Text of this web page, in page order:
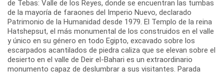
de Tebas: Valle de los Reyes, donde se encuentran las tumbas
de la mayoría de faraones del Imperio Nuevo, declarado
Patrimonio de la Humanidad desde 1979. El Templo de la reina
Hatshepsut, el más monumental de los construidos en el valle
y único en su género en todo Egipto, excavado sobre los
escarpados acantilados de piedra caliza que se elevan sobre el
desierto en el valle de Deir el-Bahari es un extraordinario
monumento capaz de deslumbrar a sus visitantes. Parada